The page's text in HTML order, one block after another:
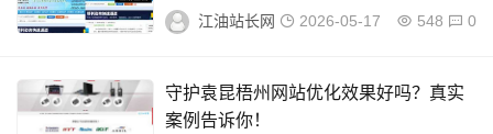
江油站长网 2026-05-17 548 0
守护袁昆梧州网站优化效果好吗？真实
案例告诉你！